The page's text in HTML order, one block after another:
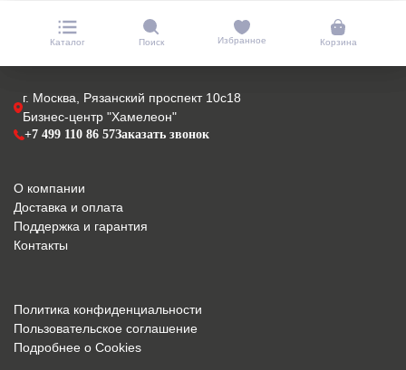
Каталог Поиск Избранное Корзина
г. Москва, Рязанский проспект 10с18
Бизнес-центр "Хамелеон"
+7 499 110 86 57Заказать звонок
О компании
Доставка и оплата
Поддержка и гарантия
Контакты
Политика конфиденциальности
Пользовательское соглашение
Подробнее о Cookies